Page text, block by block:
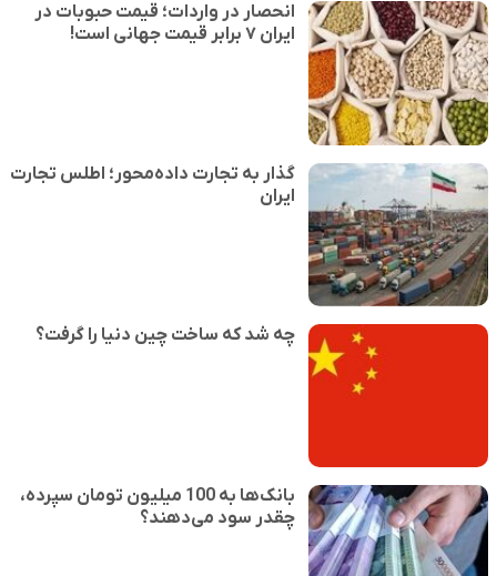
انحصار در واردات؛ قیمت حبوبات در
ایران ۷ برابر قیمت جهانی است!
گذار به تجارت داده‌محور؛ اطلس تجارت
ایران
چه شد که ساخت چین دنیا را گرفت؟
بانک‌ها به 100 میلیون تومان سپرده،
چقدر سود می‌دهند؟